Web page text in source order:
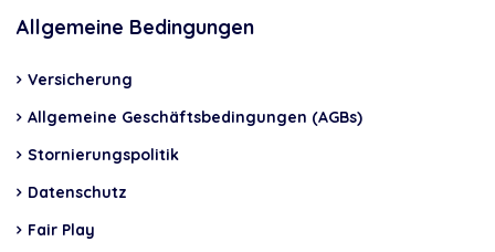
Allgemeine Bedingungen
Versicherung
Allgemeine Geschäftsbedingungen (AGBs)
Stornierungspolitik
Datenschutz
Fair Play